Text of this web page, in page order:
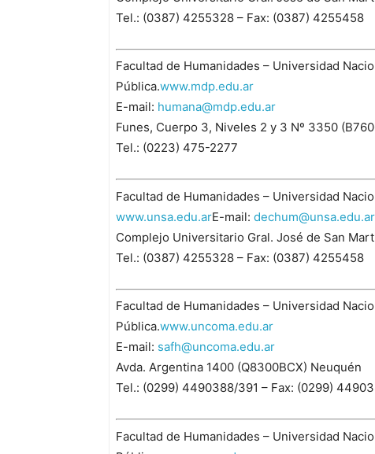
Tel.: (0387) 4255328 – Fax: (0387) 4255458
Facultad de Humanidades – Universidad
Pública.www.mdp.edu.ar
E-mail: humana@mdp.edu.ar
Funes, Cuerpo 3, Niveles 2 y 3 Nº 3350
Tel.: (0223) 475-2277
Facultad de Humanidades – Universidad
www.unsa.edu.arE-mail: dechum@unsa.edu.ar
Complejo Universitario Gral. José de San
Tel.: (0387) 4255328 – Fax: (0387) 4255458
Facultad de Humanidades – Universidad
Pública.www.uncoma.edu.ar
E-mail: safh@uncoma.edu.ar
Avda. Argentina 1400 (Q8300BCX) Neuquén
Tel.: (0299) 4490388/391 – Fax: (0299)
Facultad de Humanidades – Universidad